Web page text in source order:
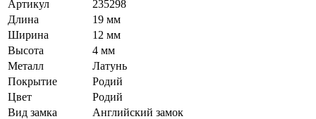
Артикул
235298
Длина
19 мм
Ширина
12 мм
Высота
4 мм
Металл
Латунь
Покрытие
Родий
Цвет
Родий
Вид замка
Английский замок